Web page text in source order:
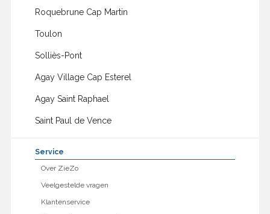
Roquebrune Cap Martin
Toulon
Solliès-Pont
Agay Village Cap Esterel
Agay Saint Raphael
Saint Paul de Vence
Service
Over ZieZo
Veelgestelde vragen
Klantenservice